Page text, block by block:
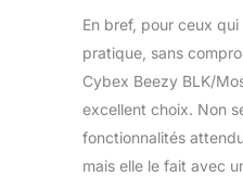
En bref, pour ceux
pratique, sans
Cybex Beezy BLK/
excellent choix. Non
fonctionnalités
mais elle le fait avec